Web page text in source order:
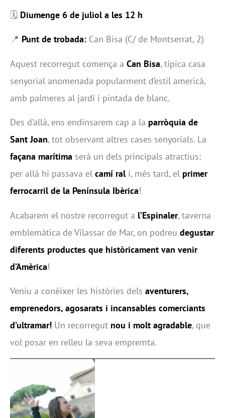
🗓 Diumenge 6 de juliol a les 12 h
📍 Punt de trobada: Can Bisa (C/ de Montserrat, 2)
Aquest recorregut comença a Can Bisa, típica casa
senyorial anomenada popularment d’estil americà,
amb palmeres al jardí i pintada de blanc.
Des d’allà, ens endinsarem cap a la parròquia de
Sant Joan, tot observant altres cases senyorials. La
façana marítima serà un dels principals atractius:
per allà hi passava el camí rali, més tard, el primer
ferrocarril de la Península Ibèrica!
Acabarem el nostre recorregut a l’Espinaler, taverna
emblemàtica de Vilassar de Mar, on podreu degustar
diferents productes que històricament van venir
d’Amèrica!
Veniu a conèixer les històries dels aventurers,
emprenedors, agosarats i incansables comerciants
d’ultramar! Un recorregut nou i molt agradable, que
vol posar en relleu la seva empremta.